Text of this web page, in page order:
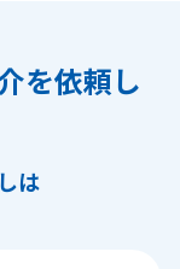
を依頼し
は